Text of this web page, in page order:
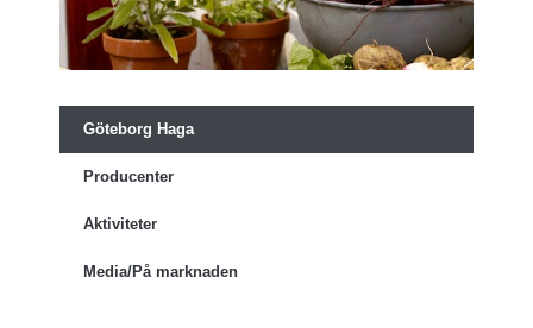
Göteborg Haga
Producenter
Aktiviteter
Media/På marknaden